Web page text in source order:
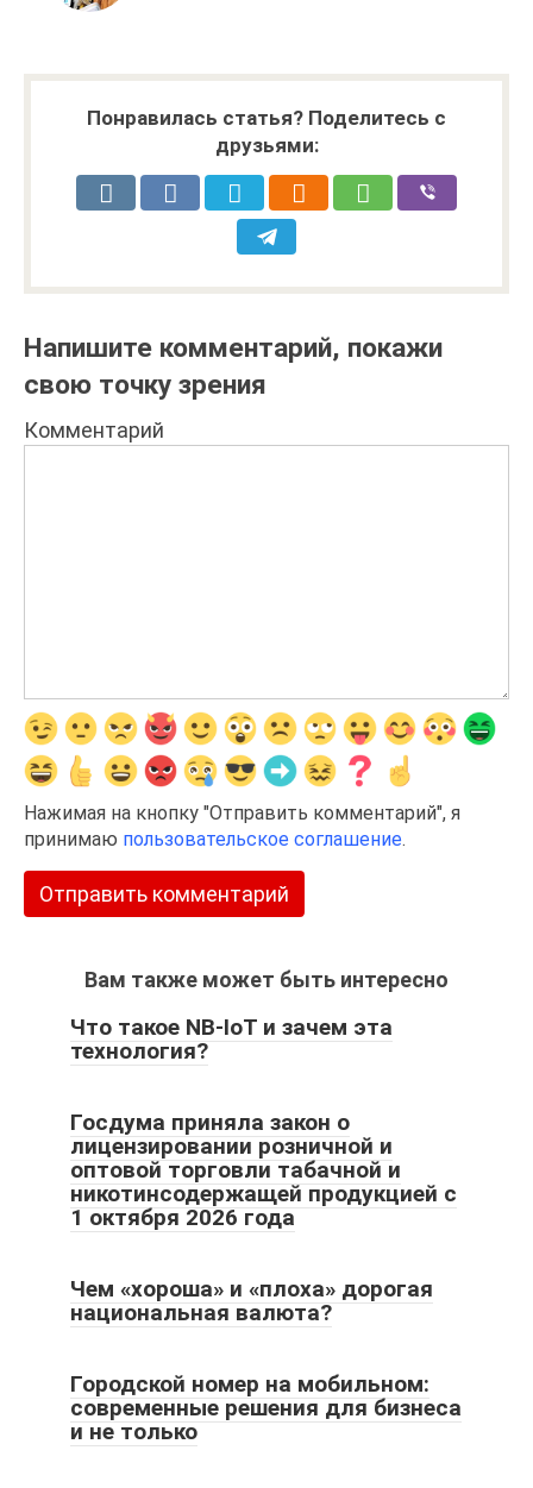
Понравилась статья? Поделитесь с
друзьями:
Напишите комментарий, покажи
свою точку зрения
Комментарий
Нажимая на кнопку "Отправить комментарий", я
принимаю пользовательское соглашение.
Вам также может быть интересно
Что такое NB-IoT и зачем эта
технология?
Госдума приняла закон о
лицензировании розничной и
оптовой торговли табачной и
никотинсодержащей продукцией с
1 октября 2026 года
Чем «хороша» и «плоха» дорогая
национальная валюта?
Городской номер на мобильном:
современные решения для бизнеса
и не только